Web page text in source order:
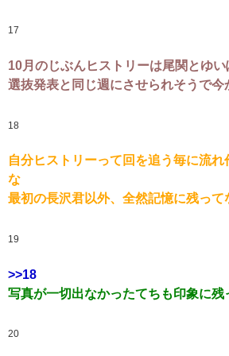
17
10月のじぶんヒストリーは尾関とゆ
選抜発表と同じ週にさせられそうで今
18
自分ヒストリーって回を追う毎に流
な
最初の長沢君以外、全然記憶に残って
19
>>18
写真が一切出なかったてちも印象に残
20